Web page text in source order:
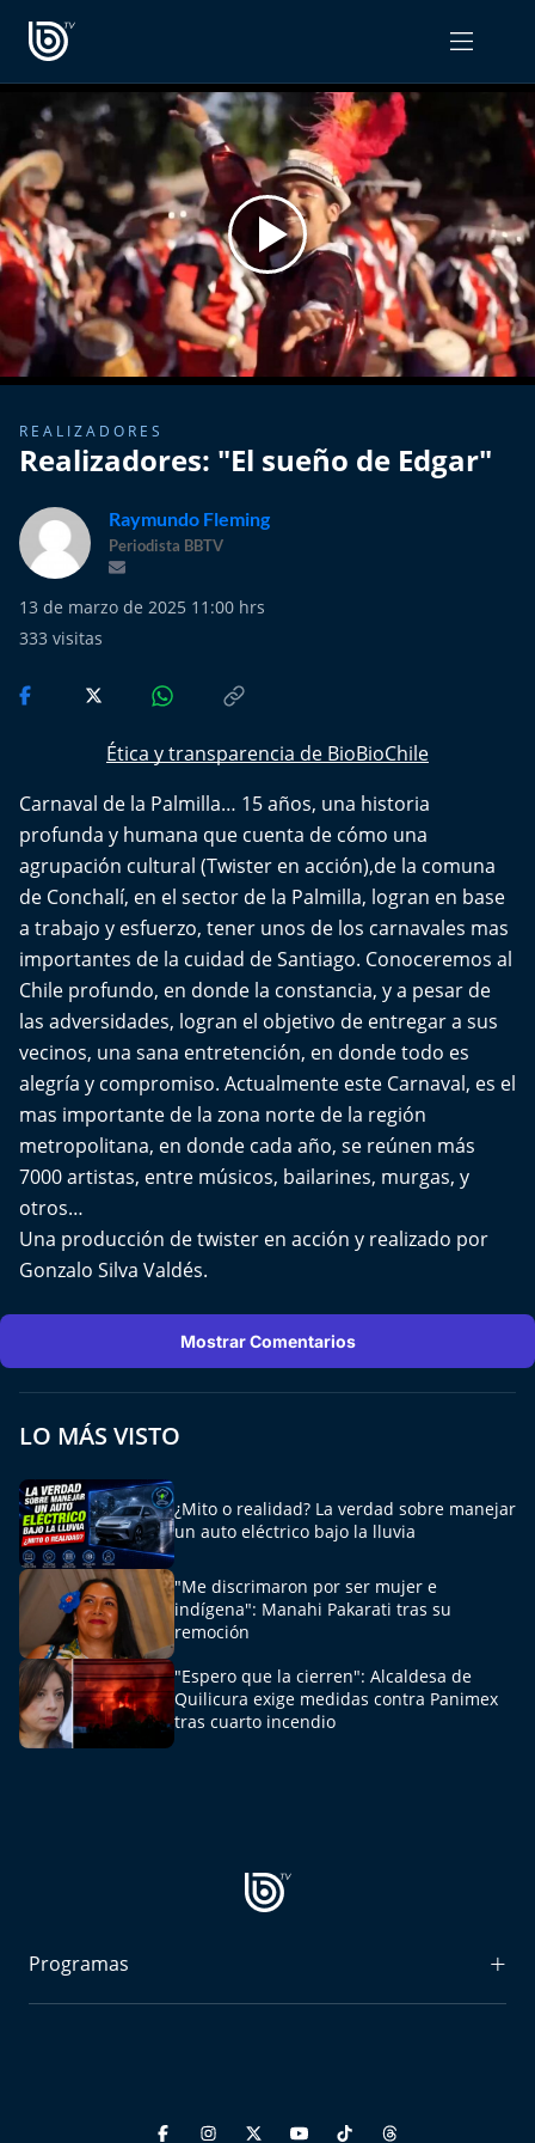
PROGRAMAS
Radiograma
Expreso Bío Bío
Podría Ser Peor
La Entrevista de Tomás Mosciatti
Entrevistas BioBioTV
Más de Ti Podcast
Realizadores
Más de 100 Días
Tu Mereces Ser Feliz
Efemérides
Cultura y Espectáculos
Del Fin del Mundo
Deportes
Conexión Digital
La Ruta del Pulsar
Psicología Abierta
Sesiones Dieciocheras
Expreso PM
Conecta Vida
El Mejor País de Chile
Te invito a tomar once
Bío Bío en Ruta
Agenda Propia
OPINIÓN
PODCAST RADIOGRAMA
REALIZADORES
Realizadores: "El sueño de Edgar"
Raymundo Fleming
Periodista BBTV
13 de marzo de 2025 11:00 hrs
333 visitas
Ética y transparencia de BioBioChile
Carnaval de la Palmilla… 15 años, una historia
profunda y humana que cuenta de cómo una
agrupación cultural (Twister en acción),de la comuna
de Conchalí, en el sector de la Palmilla, logran en base
a trabajo y esfuerzo, tener unos de los carnavales mas
importantes de la cuidad de Santiago. Conoceremos al
Chile profundo, en donde la constancia, y a pesar de
las adversidades, logran el objetivo de entregar a sus
vecinos, una sana entretención, en donde todo es
alegría y compromiso. Actualmente este Carnaval, es el
mas importante de la zona norte de la región
metropolitana, en donde cada año, se reúnen más
7000 artistas, entre músicos, bailarines, murgas, y
otros…
Una producción de twister en acción y realizado por
Gonzalo Silva Valdés.
Mostrar Comentarios
LO MÁS VISTO
¿Mito o realidad? La verdad sobre manejar
un auto eléctrico bajo la lluvia
"Me discrimaron por ser mujer e
indígena": Manahi Pakarati tras su
remoción
"Espero que la cierren": Alcaldesa de
Quilicura exige medidas contra Panimex
tras cuarto incendio
Programas
Podría Ser Peor